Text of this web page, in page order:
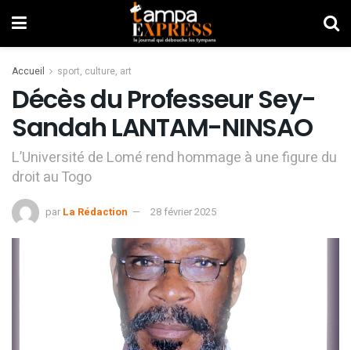
Accueil sport, culture, art
Décès du Professeur Sey-
Sandah LANTAM-NINSAO
L’Université de Lomé rend hommage à une figure du
droit au Togo
par La Rédaction 28 février 2025